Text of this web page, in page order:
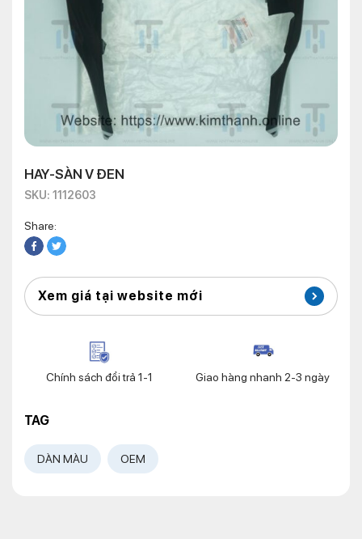
HAY-SÀN V ĐEN
SKU: 1112603
Share:
Xem giá tại website mới
Chính sách đổi trả 1-1 Giao hàng nhanh 2-3 ngày
TAG
DÀN MÀU OEM